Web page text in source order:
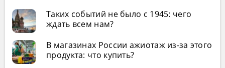
Таких событий не было с 1945: чего
ждать всем нам?
В магазинах России ажиотаж из-за этого
продукта: что купить?